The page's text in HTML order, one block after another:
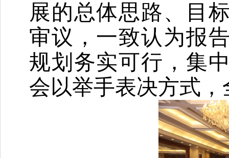
展的总体思路、目
审议，一致认为报
规划务实可行，集
会以举手表决方式